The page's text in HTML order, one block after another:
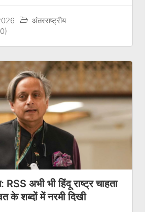
अंतरराष्ट्रीय
अभी भी हिंदू राष्ट्र चाहता
के शब्दों में नरमी दिखी